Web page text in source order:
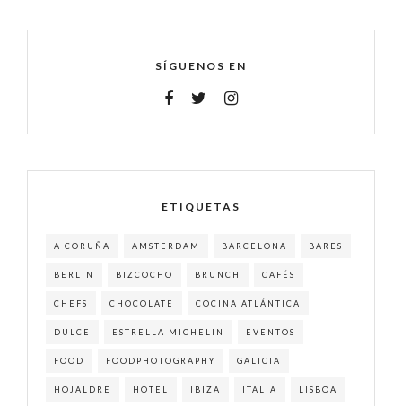
SÍGUENOS EN
ETIQUETAS
A CORUÑA AMSTERDAM BARCELONA BARES
BERLIN BIZCOCHO BRUNCH CAFÉS
CHEFS CHOCOLATE COCINA ATLÁNTICA
DULCE ESTRELLA MICHELIN EVENTOS
FOOD FOODPHOTOGRAPHY GALICIA
HOJALDRE HOTEL IBIZA ITALIA LISBOA